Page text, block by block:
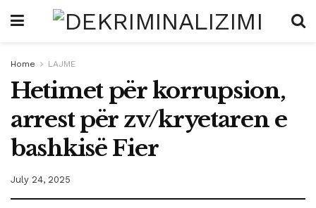
Home LAJME
Hetimet për korrupsion,
arrest për zv/kryetaren e
bashkisë Fier
July 24, 2025